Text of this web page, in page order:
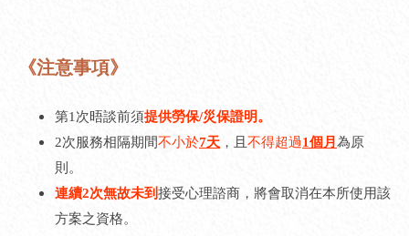
《注意事項》
第1次晤談前須提供勞保/災保證明。
2次服務相隔期間不小於7天 ，且 不得超過1個月 為原
則。
連續2次無故未到接受心理諮商，將會取消在本所使用該
方案之資格。